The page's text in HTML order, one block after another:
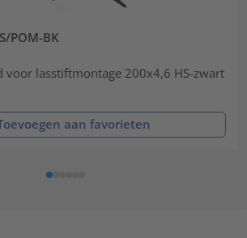
POM-BK
voor lasstiftmontage 200x4,6 HS-zwart
aan favorieten